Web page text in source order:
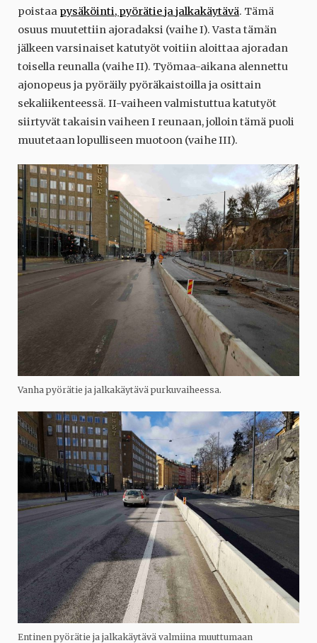
poistaa pysäköinti, pyörätie ja jalkakäytävä. Tämä
osuus muutettiin ajoradaksi (vaihe I). Vasta tämän
jälkeen varsinaiset katutyöt voitiin aloittaa ajoradan
toisella reunalla (vaihe II). Työmaa-aikana alennettu
ajonopeus ja pyöräily pyöräkaistoilla ja osittain
sekaliikenteessä. II-vaiheen valmistuttua katutyöt
siirtyvät takaisin vaiheen I reunaan, jolloin tämä puoli
muutetaan lopulliseen muotoon (vaihe III).
Vanha pyörätie ja jalkakäytävä purkuvaiheessa.
Entinen pyörätie ja jalkakäytävä valmiina muuttumaan